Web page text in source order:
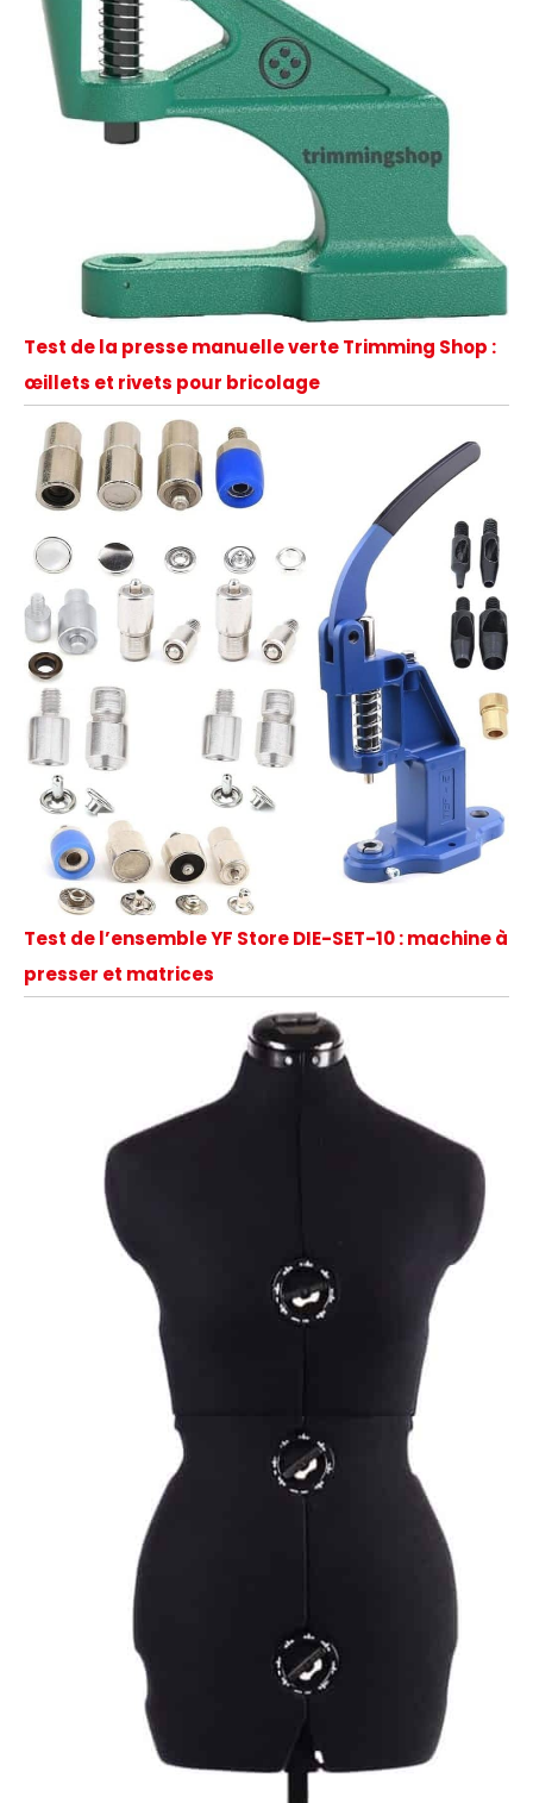
Test de la presse manuelle verte Trimming Shop :
œillets et rivets pour bricolage
Test de l’ensemble YF Store DIE-SET-10 : machine à
presser et matrices